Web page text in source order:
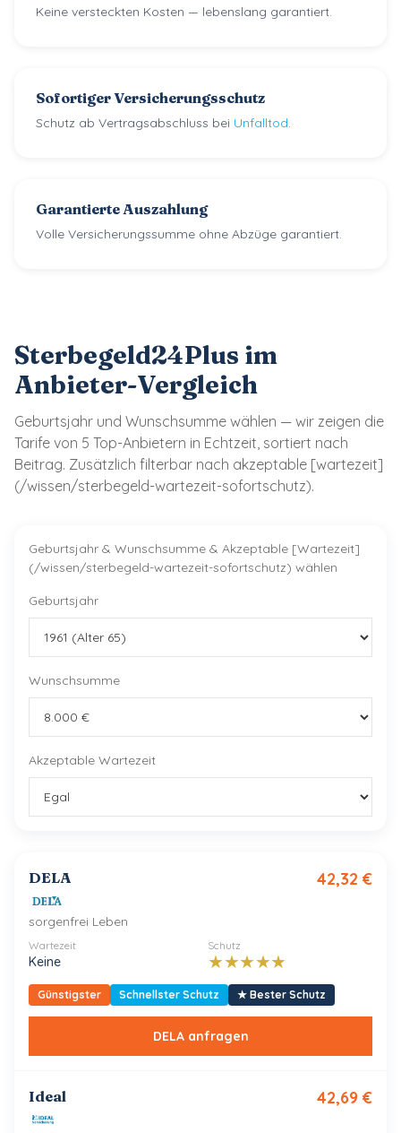
Keine versteckten Kosten — lebenslang garantiert.
Sofortiger Versicherungsschutz
Schutz ab Vertragsabschluss bei Unfalltod.
Garantierte Auszahlung
Volle Versicherungssumme ohne Abzüge garantiert.
Sterbegeld24Plus im
Anbieter-Vergleich
Geburtsjahr und Wunschsumme wählen — wir zeigen die
Tarife von 5 Top-Anbietern in Echtzeit, sortiert nach
Beitrag. Zusätzlich filterbar nach akzeptable [wartezeit]
(/wissen/sterbegeld-wartezeit-sofortschutz).
Geburtsjahr & Wunschsumme & Akzeptable [Wartezeit]
(/wissen/sterbegeld-wartezeit-sofortschutz) wählen
Geburtsjahr
Wunschsumme
Akzeptable Wartezeit
DELA
sorgenfrei Leben
42,32 €
Wartezeit
Keine
Schutz
★★★★★
Günstigster Schnellster Schutz ★ Bester Schutz
DELAanfragen
Ideal 42,69 €